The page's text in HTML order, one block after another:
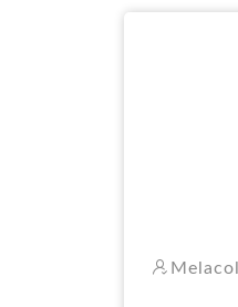
Melacoll